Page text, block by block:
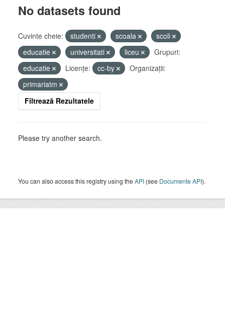
No datasets found
Cuvinte cheie: studenti scoala
scoli
educatie
universitati liceu
Grupuri:
educatie
Licenţe: cc-by
Organizații:
primariatm
Filtrează Rezultatele
Please try another search.
You can also access this registry using theAPI (see Documente API).